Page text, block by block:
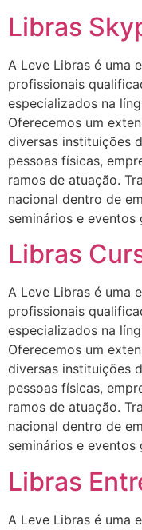
Libras
A Leve Libras é uma
profissionais
especializados na
Oferecemos um
diversas instituições
pessoas físicas,
ramos de atuação.
nacional dentro de
seminários e
Libras
A Leve Libras é uma
profissionais
especializados na
Oferecemos um
diversas instituições
pessoas físicas,
ramos de atuação.
nacional dentro de
seminários e
Libras
A Leve Libras é uma